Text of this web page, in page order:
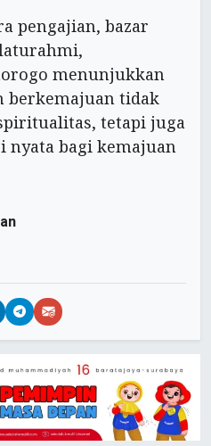
pengajian, bazar
menunjukkan
berkemajuan tidak
tetapi juga
nyata bagi kemajuan